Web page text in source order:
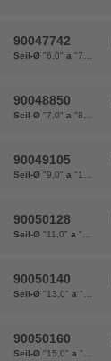
90047742
Seil-Ø "6,0" a "7"
90048850
Seil-Ø "7,0" a "8"
90049105
Seil-Ø "9,0" a "10"
90050128
Seil-Ø "11,0" a "12"
90050140
Seil-Ø "13,0" a "14"
90050160
Seil-Ø "15,0" a "16"